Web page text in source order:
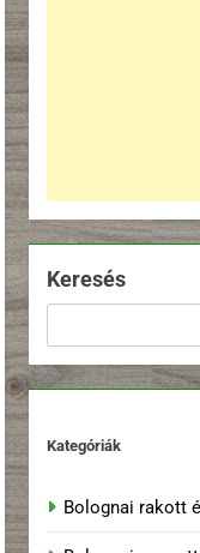
Keresés
Kategóriák
Bolognai rakott